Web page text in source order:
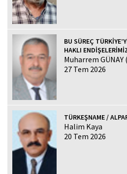
BU SÜREÇ
HAKLI
Muharrem GÜNAY
27 Tem 2026
TÜRKEŞNAME /
Halim Kaya
20 Tem 2026